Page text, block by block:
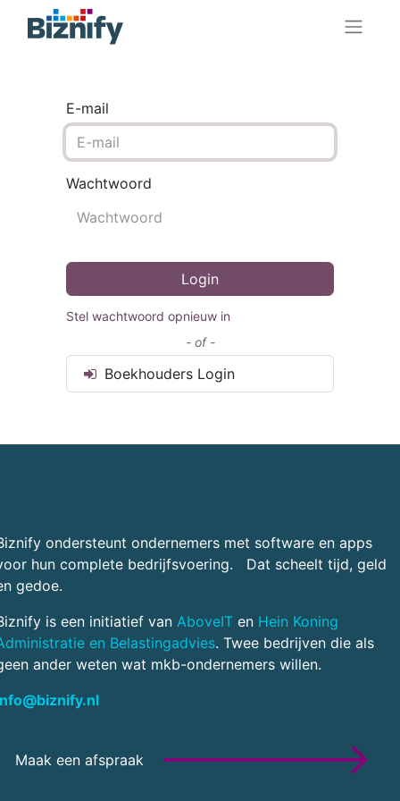
E-mail
Wachtwoord
Login
Stel wachtwoord opnieuw in
- of -
Boekhouders Login
ondersteunt ondernemers met software en apps
hun complete bedrijfsvoering. Dat scheelt tijd, geld
gedoe.
is een initiatief van AboveIT en Hein Koning
en Belastingadvies. Twee bedrijven die als
ander weten wat mkb-ondernemers willen.
Maak een afspraak